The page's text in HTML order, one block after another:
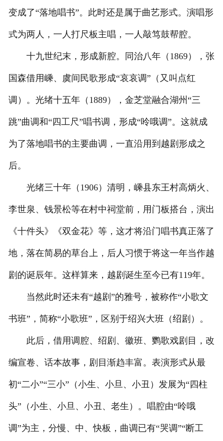
变成了“落地唱书”。此时还是属于曲艺形式。演唱形
式为两人，一人打尺板主唱，一人敲笃鼓帮腔。
十九世纪末，形成新腔。同治八年（1869），张
国森借用嵊、虞间民歌形成“哀哀调”（又叫点红
调）。光绪十五年（1889），金芝堂融合湖州“三
跳”曲调和“四工尺”唱书调，形成“呤哦调”。这就成
为了落地唱书的主要曲调，一直沿用到越剧形成之
后。
光绪三十年（1906）清明，嵊县东王村高炳火、
李世泉、钱景松等在村中祠堂前，用门板搭台，演出
《十件头》《双金花》等，这才将沿门唱书真正落了
地，落在简易的草台上，后人习惯于将这一年当作越
剧的诞辰年。这样算来，越剧诞生至今已有119年。
当然此时还未有“越剧”的雅号，被称作“小歌文
书班”，简称“小歌班”，区别于绍兴大班（绍剧）。
此后，借用调腔、绍剧、徽班、鹦歌戏剧目，改
编宣卷、话本故事，剧目渐趋丰富。表演形式从最
初“二小”“三小”（小生、小旦、小丑）发展为“四柱
头”（小生、小旦、小丑、老生）。唱腔由“呤哦
调”为主，分慢、中、快板，曲调已有“哭调”“断工